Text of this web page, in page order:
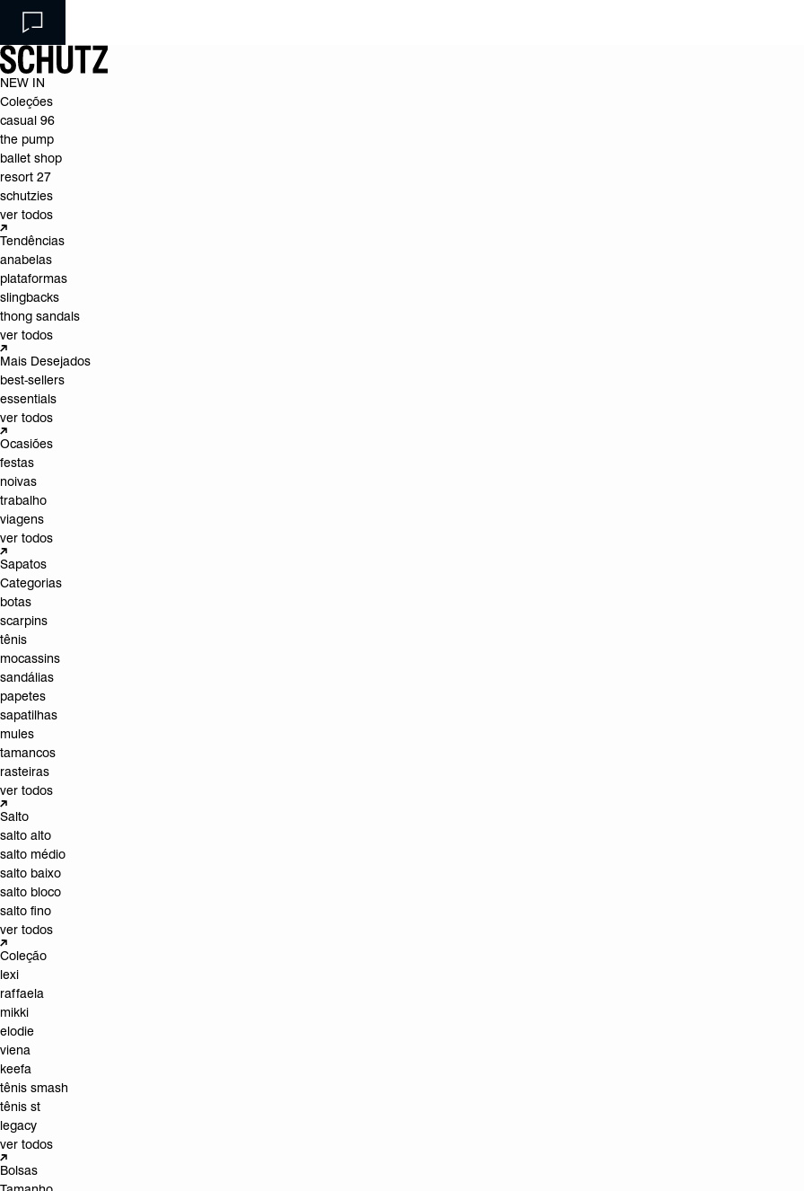
NEW IN
Coleções
casual 96
the pump
ballet shop
resort 27
schutzies
ver todos
Tendências
anabelas
plataformas
slingbacks
thong sandals
ver todos
Mais Desejados
best-sellers
essentials
ver todos
Ocasiões
festas
noivas
trabalho
viagens
ver todos
Sapatos
Categorias
botas
scarpins
tênis
mocassins
sandálias
papetes
sapatilhas
mules
tamancos
rasteiras
ver todos
Salto
salto alto
salto médio
salto baixo
salto bloco
salto fino
ver todos
Coleção
lexi
raffaela
mikki
elodie
viena
keefa
tênis smash
tênis st
legacy
ver todos
Bolsas